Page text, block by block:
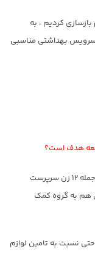
کردیم ، به
سرویس بهداشتی مناسبی
هدف است؟
بله، ما ظرف این مدت توانسته‌ایم حدود ۴۰ خانوار از جمله ۱۲ زن سرپرست
هم به گروه کمک
نسبت به تامین لوازم